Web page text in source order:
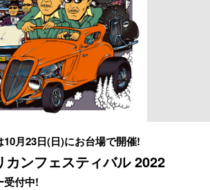
月23日(日)にお台場で開催!
カンフェスティバル 2022
受付中!